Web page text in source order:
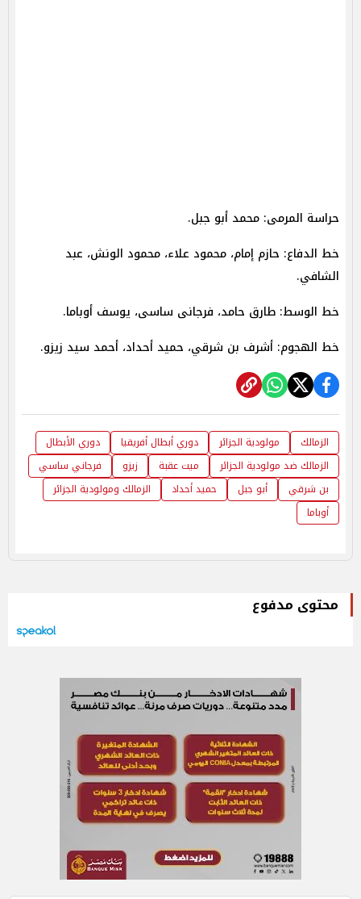
حراسة المرمى: محمد أبو جبل.
خط الدفاع: حازم إمام، محمود علاء، محمود الونش، عبد
الشافي.
خط الوسط: طارق حامد، فرجانى ساسى، يوسف أوباما.
خط الهجوم: أشرف بن شرقي، حميد أحداد، أحمد سيد زيزو.
الزمالك مولودية الجزائر دوري أبطال أفريقيا
دوري الأبطال
الزمالك ضد مولودية الجزائر
ميت عقبة زيزو
فرجاني ساسي
بن شرقي
أبو جبل حميد أحداد
الزمالك ومولودية الجزائر
أوباما
محتوى مدفوع